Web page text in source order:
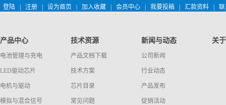
登陆 注册 设为首页 加入收藏 会员中心 我要投稿 汇款资料
产品中心
电池管理与充电
LED驱动芯片
电机与驱动
模拟与混合信号
技术资源
产品文档下载
技术方案
芯片目录
常见问题
新闻与动态
公司新闻
行业动态
产品发布
促销活动
关